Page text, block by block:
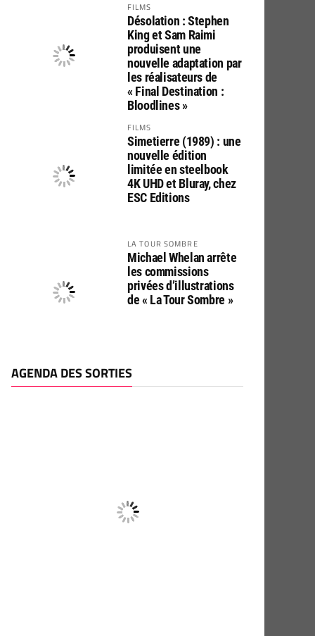
FILMS
Désolation : Stephen
King et Sam Raimi
produisent une
nouvelle adaptation par
les réalisateurs de
« Final Destination :
Bloodlines »
FILMS
Simetierre (1989) : une
nouvelle édition
limitée en steelbook
4K UHD et Bluray, chez
ESC Editions
LA TOUR SOMBRE
Michael Whelan arrête
les commissions
privées d’illustrations
de « La Tour Sombre »
AGENDA DES SORTIES